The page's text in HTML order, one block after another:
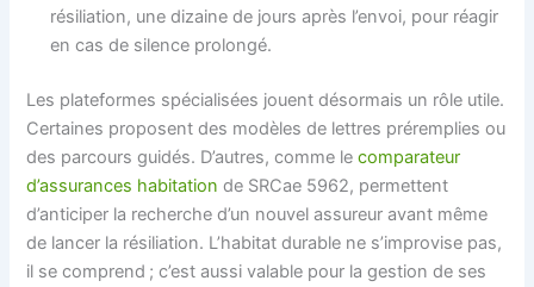
résiliation, une dizaine de jours après l’envoi, pour réagir
en cas de silence prolongé.
Les plateformes spécialisées jouent désormais un rôle utile.
Certaines proposent des modèles de lettres préremplies ou
des parcours guidés. D’autres, comme lecomparateur
d’assurances habitation de SRCae 5962, permettent
d’anticiper la recherche d’un nouvel assureur avant même
de lancer la résiliation. L’habitat durable ne s’improvise pas,
il se comprend ; c’est aussi valable pour la gestion de ses